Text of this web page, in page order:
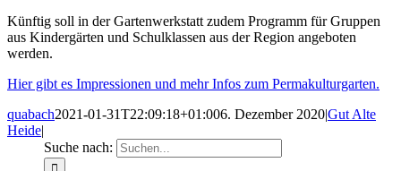
Künftig soll in der Gartenwerkstatt zudem Programm für Gruppen
aus Kindergärten und Schulklassen aus der Region angeboten
werden.
Hier gibt es Impressionen und mehr Infos zum Permakulturgarten.
quabach2021-01-31T22:09:18+01:006. Dezember 2020|Gut Alte
Heide|
Suche nach: